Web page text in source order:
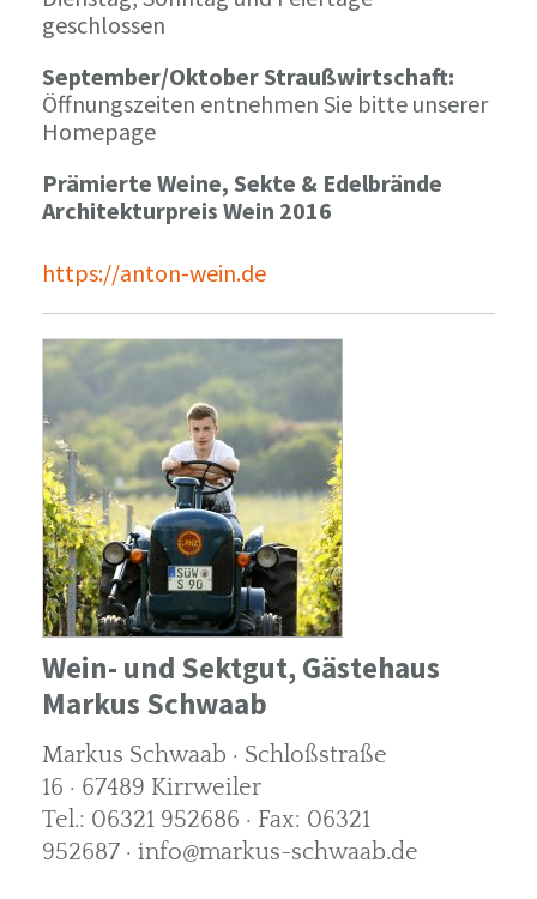
geschlossen
September/Oktober Straußwirtschaft:
Öffnungszeiten entnehmen Sie bitte unserer
Homepage
Prämierte Weine, Sekte & Edelbrände
Architekturpreis Wein 2016
https://anton-wein.de
Wein- und Sektgut, Gästehaus
Markus Schwaab
Markus Schwaab · Schloßstraße
16 · 67489 Kirrweiler
Tel.: 06321 952686 · Fax: 06321
952687 · info@markus-schwaab.de